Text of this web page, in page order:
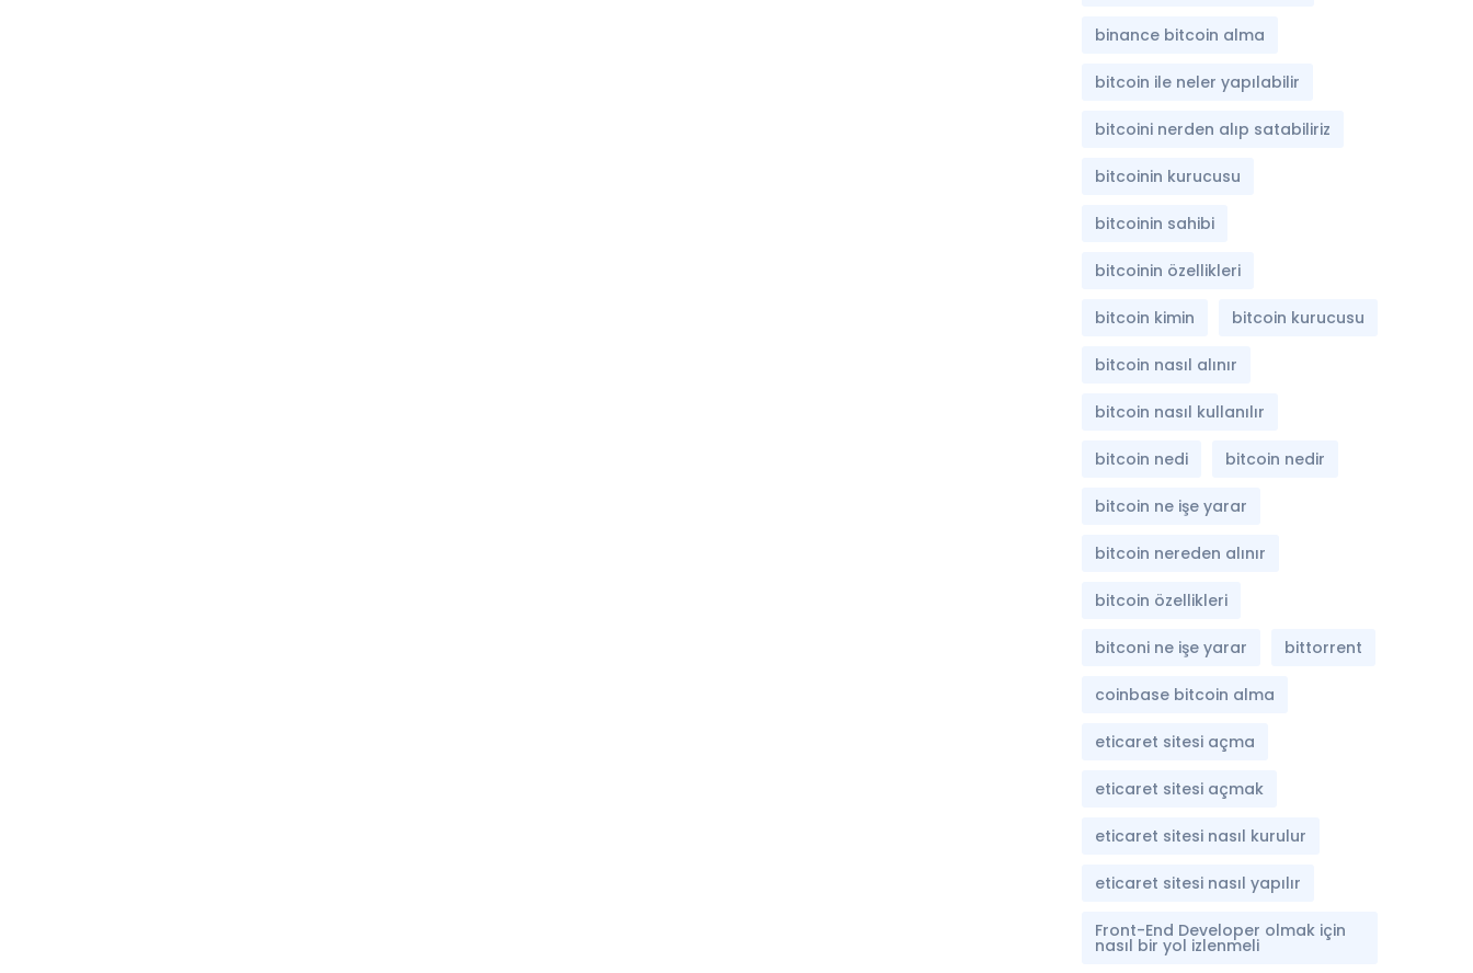
binance bitcoin alma
bitcoin ile neler yapılabilir
bitcoini nerden alıp satabiliriz
bitcoinin kurucusu
bitcoinin sahibi
bitcoinin özellikleri
bitcoin kimin bitcoin kurucusu
bitcoin nasıl alınır
bitcoin nasıl kullanılır
bitcoin nedi bitcoin nedir
bitcoin ne işe yarar
bitcoin nereden alınır
bitcoin özellikleri
bitconi ne işe yarar bittorrent
coinbase bitcoin alma
eticaret sitesi açma
eticaret sitesi açmak
eticaret sitesi nasıl kurulur
eticaret sitesi nasıl yapılır
Front-End Developer olmak için
nasıl bir yol izlenmeli